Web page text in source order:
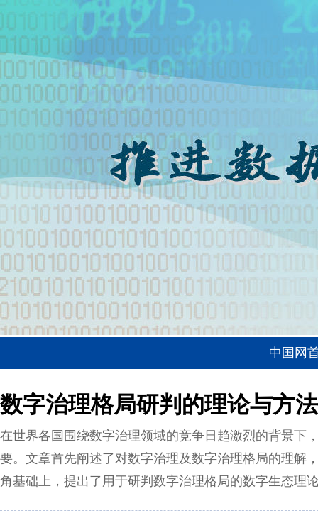
中国网
数字治理格局研判的理论与方
在世界各国围绕数字治理领域的竞争日趋激烈的背景下
要。文章首先阐述了对数字治理及数字治理格局的理解
角基础上，提出了用于研判数字治理格局的数字生态理